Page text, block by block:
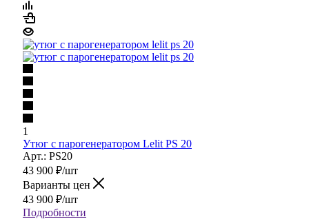
1
Утюг с парогенератором Lelit PS 20
Арт.: PS20
43 900 ₽/шт
Варианты цен
43 900 ₽/шт
Подробности